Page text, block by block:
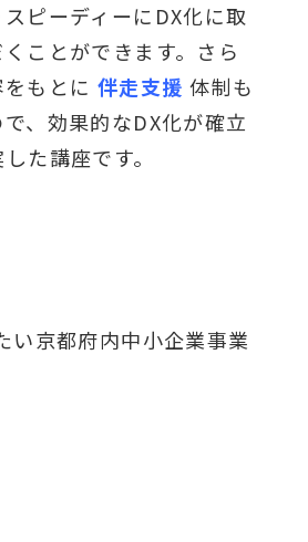
ピーディーにDX化に取
ことができます。さら
もとに 伴走支援 体制も
、効果的なDX化が確立
た講座です。
い京都府内中小企業事業